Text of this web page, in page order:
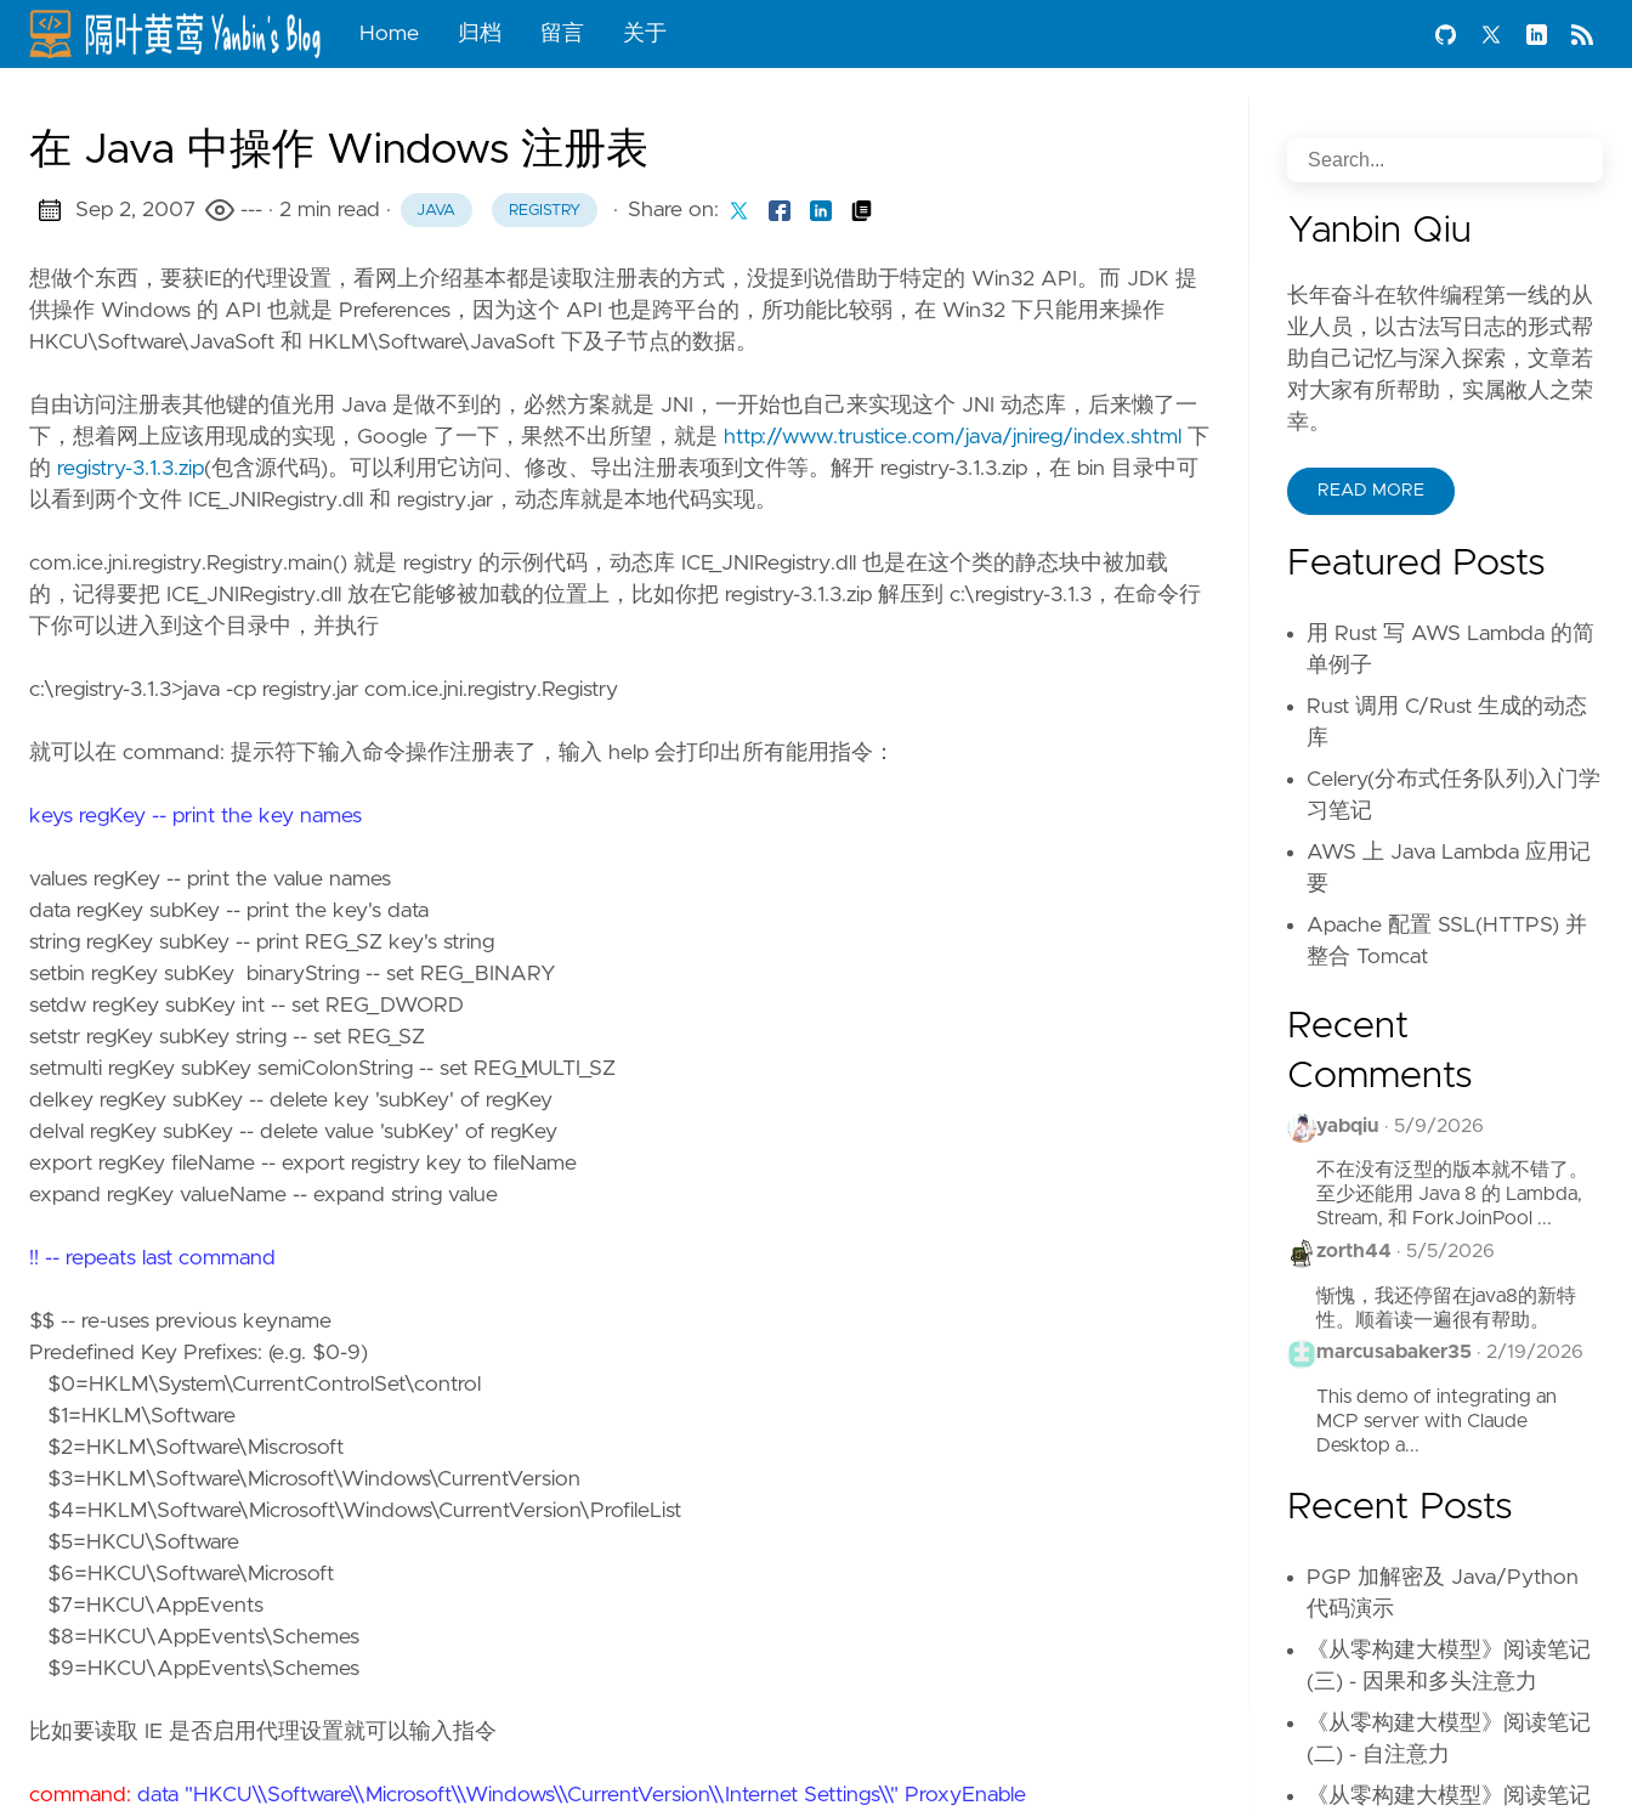
Home 归档 留言 关于
在 Java 中操作 Windows 注册表
Sep 2, 2007 --- · 2 min read · JAVA REGISTRY · Share on:
想做个东西，要获IE的代理设置，看网上介绍基本都是读取注册表的方式，没提到说借助于特定的 Win32 API。而 JDK 提
供操作 Windows 的 API 也就是 Preferences，因为这个 API 也是跨平台的，所功能比较弱，在 Win32 下只能用来操作
HKCU\Software\JavaSoft 和 HKLM\Software\JavaSoft 下及子节点的数据。
自由访问注册表其他键的值光用 Java 是做不到的，必然方案就是 JNI，一开始也自己来实现这个 JNI 动态库，后来懒了一
下，想着网上应该用现成的实现，Google 了一下，果然不出所望，就是 http://www.trustice.com/java/jnireg/index.shtml
下
的 registry-3.1.3.zip(包含源代码)。可以利用它访问、修改、导出注册表项到文件等。解开 registry-3.1.3.zip，在 bin 目录中可
以看到两个文件 ICE_JNIRegistry.dll 和 registry.jar，动态库就是本地代码实现。
com.ice.jni.registry.Registry.main() 就是 registry 的示例代码，动态库 ICE_JNIRegistry.dll 也是在这个类的静态块中被加载
的，记得要把 ICE_JNIRegistry.dll 放在它能够被加载的位置上，比如你把 registry-3.1.3.zip 解压到 c:\registry-3.1.3，在命令行
下你可以进入到这个目录中，并执行
c:\registry-3.1.3>java -cp registry.jar com.ice.jni.registry.Registry
就可以在 command: 提示符下输入命令操作注册表了，输入 help 会打印出所有能用指令：
keys regKey -- print the key names
values regKey -- print the value names
data regKey subKey -- print the key's data
string regKey subKey -- print REG_SZ key's string
setbin regKey subKey binaryString -- set REG_BINARY
setdw regKey subKey int -- set REG_DWORD
setstr regKey subKey string -- set REG_SZ
setmulti regKey subKey semiColonString -- set REG_MULTI_SZ
delkey regKey subKey -- delete key 'subKey' of regKey
delval regKey subKey -- delete value 'subKey' of regKey
export regKey fileName -- export registry key to fileName
expand regKey valueName -- expand string value
!! -- repeats last command
$$ -- re-uses previous keyname
Predefined Key Prefixes: (e.g. $0-9)
$0=HKLM\System\CurrentControlSet\control
$1=HKLM\Software
$2=HKLM\Software\Miscrosoft
$3=HKLM\Software\Microsoft\Windows\CurrentVersion
$4=HKLM\Software\Microsoft\Windows\CurrentVersion\ProfileList
$5=HKCU\Software
$6=HKCU\Software\Microsoft
$7=HKCU\AppEvents
$8=HKCU\AppEvents\Schemes
$9=HKCU\AppEvents\Schemes
比如要读取 IE 是否启用代理设置就可以输入指令
command: data "HKCU\\Software\\Microsoft\\Windows\\CurrentVersion\\Internet Settings\\" ProxyEnable
Yanbin Qiu
长年奋斗在软件编程第一线的从
业人员，以古法写日志的形式帮
助自己记忆与深入探索，文章若
对大家有所帮助，实属敝人之荣
幸。
READ MORE
Featured Posts
用 Rust 写 AWS Lambda 的简
单例子
Rust 调用 C/Rust 生成的动态
库
Celery(分布式任务队列)入门学
习笔记
AWS 上 Java Lambda 应用记
要
Apache 配置 SSL(HTTPS) 并
整合 Tomcat
Recent
Comments
yabqiu · 5/9/2026
不在没有泛型的版本就不错了。
至少还能用 Java 8 的 Lambda,
Stream, 和 ForkJoinPool ...
zorth44 · 5/5/2026
惭愧，我还停留在java8的新特
性。顺着读一遍很有帮助。
marcusabaker35 · 2/19/2026
This demo of integrating an
MCP server with Claude
Desktop a...
Recent Posts
PGP 加解密及 Java/Python
代码演示
《从零构建大模型》阅读笔记
(三) - 因果和多头注意力
《从零构建大模型》阅读笔记
(二) - 自注意力
《从零构建大模型》阅读笔记